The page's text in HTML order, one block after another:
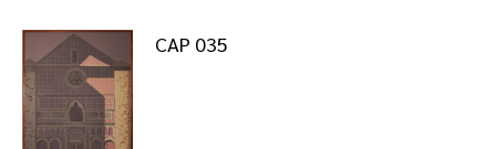
CAP 035